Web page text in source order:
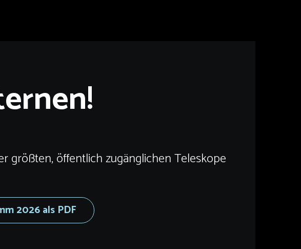
größten, öffentlich zugänglichen Teleskope
2026 als PDF